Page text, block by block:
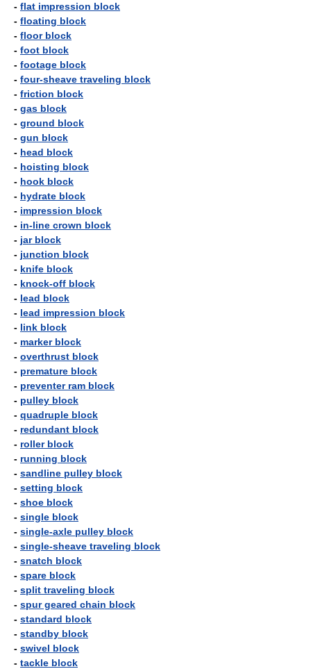
- flat impression block
- floating block
- floor block
- foot block
- footage block
- four-sheave traveling block
- friction block
- gas block
- ground block
- gun block
- head block
- hoisting block
- hook block
- hydrate block
- impression block
- in-line crown block
- jar block
- junction block
- knife block
- knock-off block
- lead block
- lead impression block
- link block
- marker block
- overthrust block
- premature block
- preventer ram block
- pulley block
- quadruple block
- redundant block
- roller block
- running block
- sandline pulley block
- setting block
- shoe block
- single block
- single-axle pulley block
- single-sheave traveling block
- snatch block
- spare block
- split traveling block
- spur geared chain block
- standard block
- standby block
- swivel block
- tackle block